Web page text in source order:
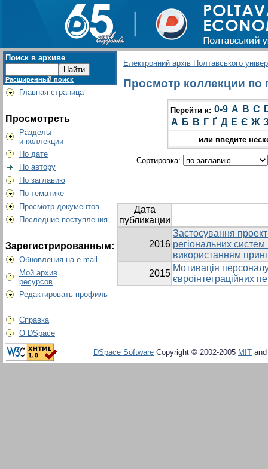
Поиск в архиве
Расширенный поиск
Главная страница
Просмотреть
Разделы
и коллекции
По дате
По автору
По заглавию
По тематике
Просмотр документов
Последние поступления
Зарегистрированным:
Обновления на e-mail
Мой архив
ресурсов
Редактировать профиль
Справка
О DSpace
Електронний архів Полтавського
Просмотр коллекции по
Перейти к: 0-9 A B C
А Б В Г Ґ Д Е Є Ж
или введите
Сортировка:
Дата
публикации
2016
Застосування
регіональних систем
використанням
2015
Мотивація
євроінтеграційних
DSpace Software Copyright © 2002-2005 MIT